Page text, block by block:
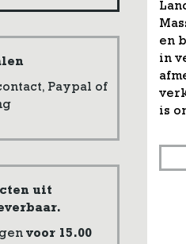
Paypal of
uit
voor 15.00
en
in
is